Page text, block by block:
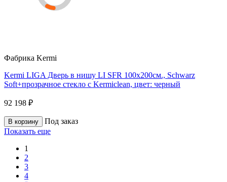
Фабрика Kermi
Kermi LIGA Дверь в нишу LI SFR 100x200см., Schwarz
Soft+прозрачное стекло с Kermiclean, цвет: черный
92 198 ₽
В корзину
Под заказ
Показать еще
1
2
3
4